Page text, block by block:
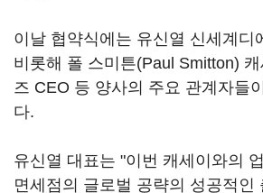
이날 협약식에는 유신열 신세계디
비롯해 폴 스미튼(Paul Smitton)
즈 CEO 등 양사의 주요 관계자들
다.
유신열 대표는 "이번 캐세이와의
면세점의 글로벌 공략의 성공적인